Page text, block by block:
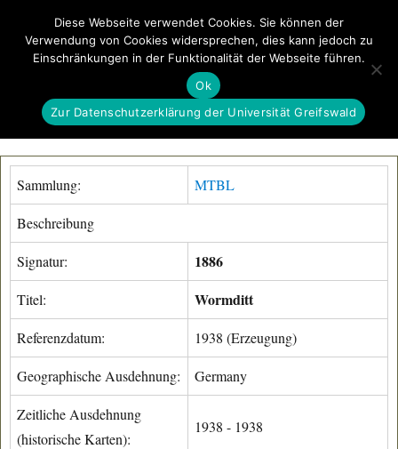
GeoGREIF MENÜ
Sammlung: MTBL
Beschreibung
Signatur: 1886
Titel: Wormditt
Referenzdatum: 1938 (Erzeugung)
Geographische Ausdehnung: Germany
Zeitliche Ausdehnung
(historische Karten):
1938 - 1938
Diese Webseite verwendet Cookies. Sie können der
Verwendung von Cookies widersprechen, dies kann jedoch zu
Einschränkungen in der Funktionalität der Webseite führen.
Ok
Zur Datenschutzerklärung der Universität Greifswald